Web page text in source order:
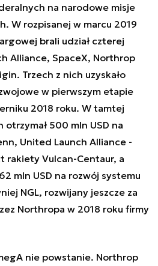
na narodowe misje
W rozpisanej w marcu 2019
brali udział czterej
Alliance, SpaceX, Northrop
Trzech z nich uzyskało
w pierwszym etapie
2018 roku. W tamtej
500 mln USD na
United Launch Alliance -
rakiety Vulcan-Centaur, a
mln USD na rozwój systemu
NGL, rozwijany jeszcze za
Northropa w 2018 roku firmy
nie powstanie. Northrop